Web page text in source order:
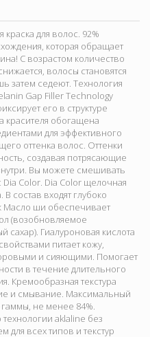
для волос. 92%
которая обращает
С возрастом количество
волосы становятся
затем седеют. Технология
Gap Filler Technology
его в структуре
красителя обогащена
для эффективного
оттенка волос. Оттенки
создавая потрясающие
Вы можете смешивать
Color. Dia Color щелочная
состав входят глубоко
Масло ши обеспечивает
(возобновляемое
сахар). Гиалуроновая кислота
питает кожу,
и сияющими. Помогает
в течение длительного
Кремообразная текстура
и смывание. Максимальный
гаммы, не менее 84%.
aklaline без
для всех типов и текстур